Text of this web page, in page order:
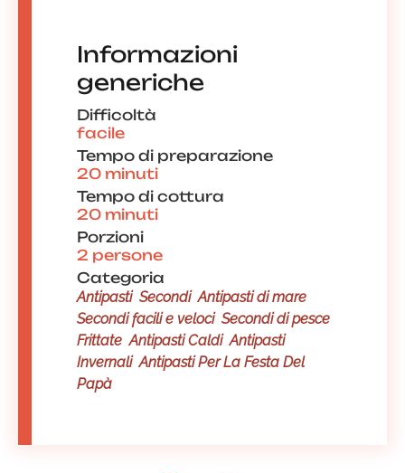
Informazioni
generiche
Difficoltà
facile
Tempo di preparazione
20 minuti
Tempo di cottura
20 minuti
Porzioni
2 persone
Categoria
Antipasti Secondi Antipasti di mare
Secondi facili e veloci Secondi di pesce
Frittate Antipasti Caldi Antipasti
Invernali Antipasti Per La Festa Del
Papà